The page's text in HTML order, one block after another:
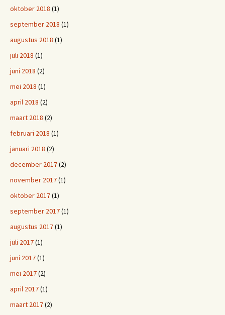
oktober 2018 (1)
september 2018 (1)
augustus 2018 (1)
juli 2018 (1)
juni 2018 (2)
mei 2018 (1)
april 2018 (2)
maart 2018 (2)
februari 2018 (1)
januari 2018 (2)
december 2017(2)
november 2017(1)
oktober 2017(1)
september 2017(1)
augustus 2017(1)
juli 2017(1)
juni 2017(1)
mei 2017(2)
april 2017(1)
maart 2017(2)